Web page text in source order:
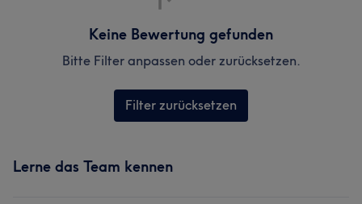
Keine Bewertung gefunden
Bitte Filter anpassen oder zurücksetzen.
Filter zurücksetzen
Lerne das Team kennen